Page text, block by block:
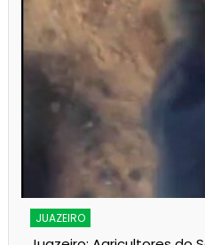
JUAZEIRO